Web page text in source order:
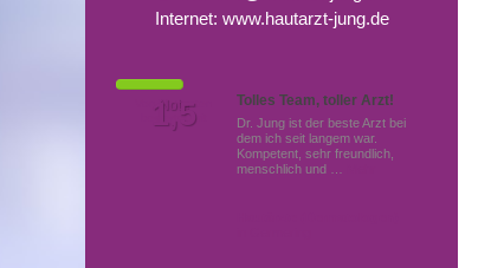
Internet: www.hautarzt-jung.de
Tolles Team, toller Arzt!
Dr. Jung ist der beste Arzt bei
dem ich seit langem war.
Kompetent, sehr freundlich,
menschlich und …
Von Patienten
bewertet mit
Note
1,5